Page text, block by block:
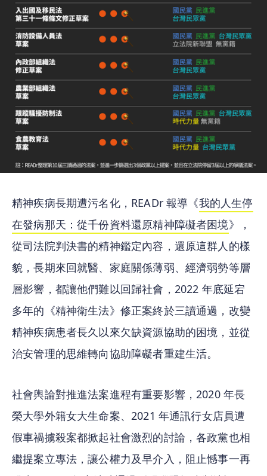
精神疾病長期遭污名化，READr 報導《我的人生停
在發病那天：從千份資料還原精神障礙者困境》，
從司法院判決書的精神鑑定內容，還原這群人的樣
貌，長期來回就醫、家庭關係薄弱、經濟弱勢等層
層影響，都讓他們難以回歸社會，2022 年底延宕
多年的《精神衛生法》修正案終於三讀通過，改變
精神疾病患者長久以來欠缺資源協助的困境，並從
治安管理的思維轉向協助障礙者重建生活。
社會輿論對推進法案進程有重要影響，2020 年長
榮大學外籍女大生命案、2021 年通訊行女店員遭
假車禍擄殺案都掀起社會激烈的討論，各政黨也相
繼提案立專法，讓公權力及早介入，阻止憾事一再